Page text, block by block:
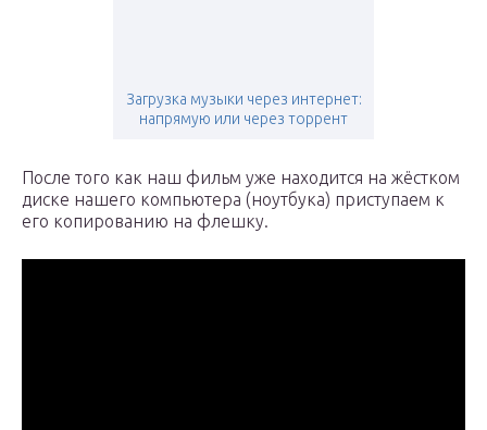
Загрузка музыки через интернет:
напрямую или через торрент
После того как наш фильм уже находится на жёстком
диске нашего компьютера (ноутбука) приступаем к
его копированию на флешку.